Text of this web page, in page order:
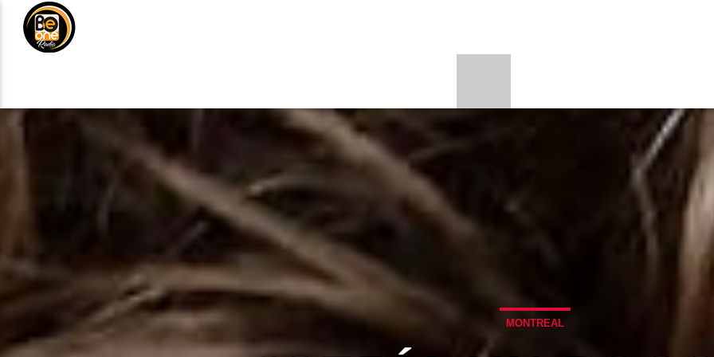
TITLE
ARTIST
BALADAS Y VALLENATO
5:00 PM
BACHATA
MONTREAL